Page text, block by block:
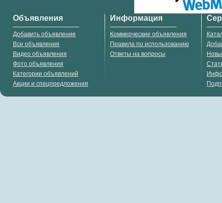
Объявления
Добавить объявление
Все объявления
Видео объявления
Фото объявления
Категории объявлений
Акции и спецпредложения
Информация
Коммерческие объявления
Правила по использованию
Ответы на вопросы